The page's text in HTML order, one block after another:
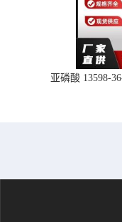
亚磷酸 13598-